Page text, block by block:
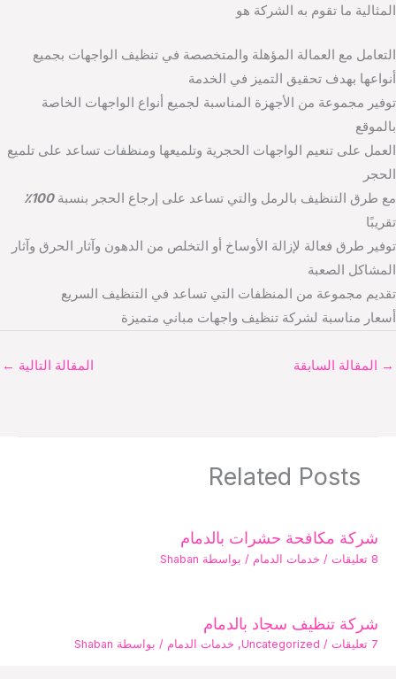
المثالية ما تقوم به الشركة هو
التعامل مع العمالة المؤهلة والمتخصصة في تنظيف الواجهات بجميع
أنواعها بهدف تحقيق التميز في الخدمة
توفير مجموعة من الأجهزة المناسبة لجميع أنواع الواجهات الخاصة
بالموقع
العمل على تنعيم الواجهات الحجرية وتلميعها ومنظفات تساعد على تلميع
الحجر
مع طرق التنظيف بالرمل والتي تساعد على إرجاع الحجر بنسبة100٪
تقريبًا
توفير طرق فعالة لإزالة الأوساخ أو التخلص من الدهون وآثار الحرق وآثار
المشاكل الصعبة
تقديم مجموعة من المنظفات التي تساعد في التنظيف السريع
أسعار مناسبة لشركة تنظيف واجهات مباني متميزة
→ المقالة السابقة المقالة التالية ←
Related Posts
شركة مكافحة حشرات بالدمام
8 تعليقات / خدمات الدمام / بواسطة Shaban
شركة تنظيف سجاد بالدمام
7 تعليقات /
Uncategorized
, خدمات الدمام / بواسطة Shaban